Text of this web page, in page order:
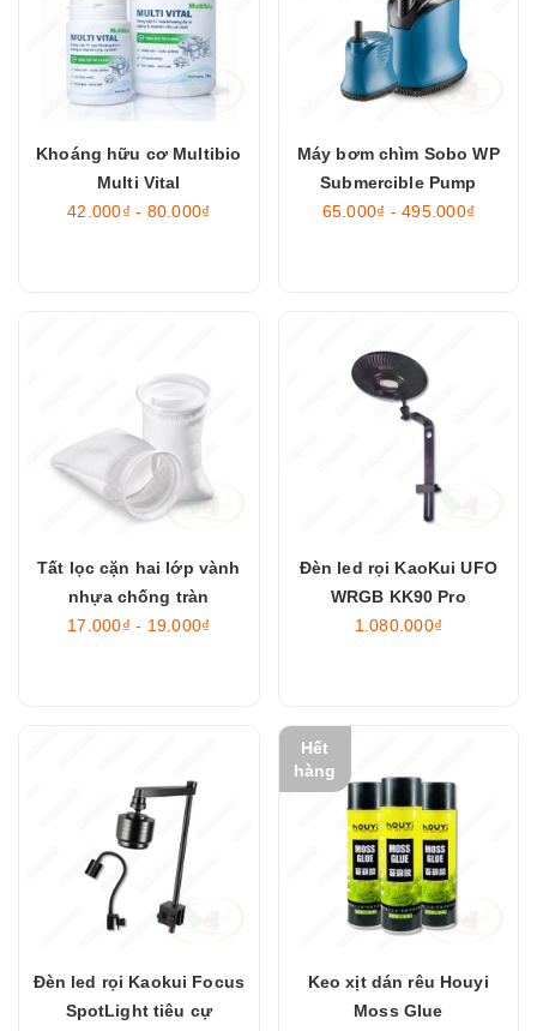
Khoáng hữu cơ Multibio
Multi Vital
42.000₫ - 80.000₫
Máy bơm chìm Sobo WP
Submercible Pump
65.000₫ - 495.000₫
Tất lọc cặn hai lớp vành
nhựa chống tràn
17.000₫ - 19.000₫
Đèn led rọi KaoKui UFO
WRGB KK90 Pro
1.080.000₫
Đèn led rọi Kaokui Focus
SpotLight tiêu cự
Hết
hàng
Keo xịt dán rêu Houyi
Moss Glue